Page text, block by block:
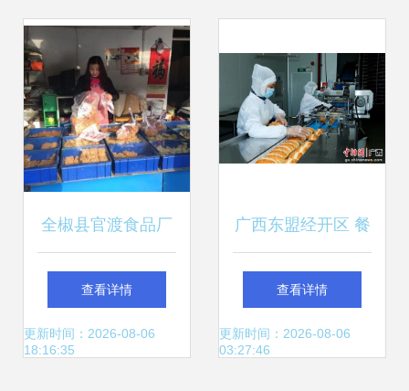
全椒县官渡食品厂
地址、电话、营业
时间及大众点评餐
查看详情
更新时间：2026-08-06
18:16:35
广西东盟经开区 餐
饮服务业节后有序
复工，奋力冲刺“开
查看详情
更新时间：2026-08-06
03:27:46